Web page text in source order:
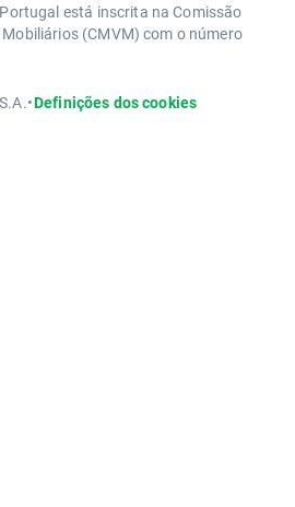
está inscrita na Comissão
(CMVM) com o número
•Definições dos cookies